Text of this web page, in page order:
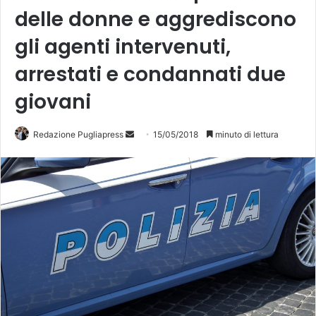
delle donne e aggrediscono
gli agenti intervenuti,
arrestati e condannati due
giovani
Redazione Pugliapress
i
n
'
m
a
15/05/2018 minuto di lettura